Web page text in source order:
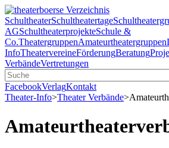
SchultheaterSchultheatertage
AGSchultheaterprojekteSchule &
Co.TheatergruppenAmateurtheatergruppen
InfoTheatervereineFörderungBeratung
VerbändeVertretungen
FacebookVerlagKontakt
Theater-Info>Theater Verbände>